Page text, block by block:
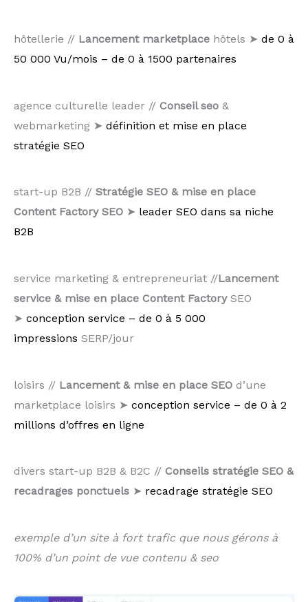
hôtellerie // Lancement marketplace hôtels ➤ de 0 à
50 000 Vu/mois – de 0 à 1500 partenaires
agence culturelle leader // Conseil seo &
webmarketing ➤ définition et mise en place
stratégie SEO
start-up B2B // Stratégie SEO & mise en place
Content Factory SEO ➤ leader SEO dans sa niche
B2B
service marketing & entrepreneuriat //Lancement
service & mise en place Content FactorySEO
➤ conception service – de 0 à 5 000
impressions SERP/jour
loisirs // Lancement & mise en place SEO d’une
marketplace loisirs ➤ conception service – de 0 à 2
millions d’offres en ligne
divers start-up B2B & B2C // Conseils stratégie SEO &
recadrages ponctuels ➤ recadrage stratégie SEO
exemple d’un site à fort trafic que nous gérons à
100% d’un point de vue contenu & seo